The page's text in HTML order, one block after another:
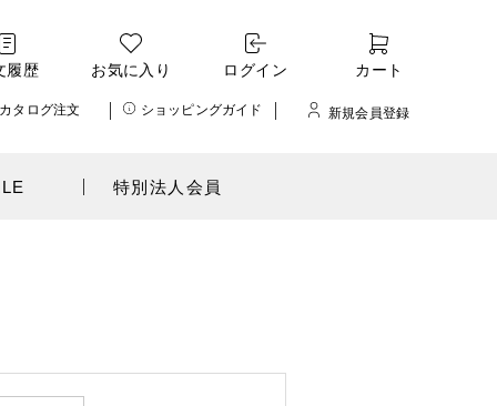
履歴 お気に入り ログイン カート
カタログ注文 ショッピングガイド 新規会員登録
特別法人会員